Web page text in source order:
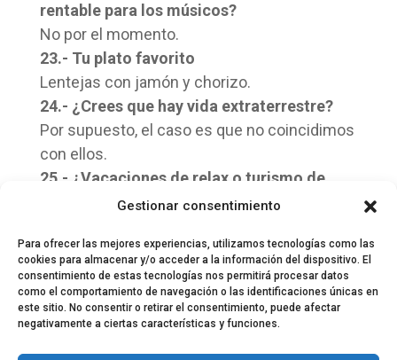
Gestionar consentimiento
Para ofrecer las mejores experiencias, utilizamos tecnologías como las
cookies para almacenar y/o acceder a la información del dispositivo. El
consentimiento de estas tecnologías nos permitirá procesar datos
como el comportamiento de navegación o las identificaciones únicas en
este sitio. No consentir o retirar el consentimiento, puede afectar
negativamente a ciertas características y funciones.
rentable para los músicos?
No por el momento.
23.- Tu plato favorito
Lentejas con jamón y chorizo.
24.- ¿Crees que hay vida extraterrestre?
Por supuesto, el caso es que no coincidimos
con ellos.
25.- ¿Vacaciones de relax o turismo de
patear ciudades?